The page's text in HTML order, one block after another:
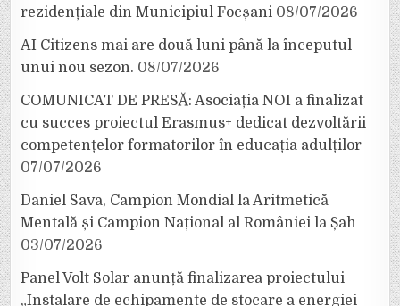
rezidențiale din Municipiul Focșani 08/07/2026
AI Citizens mai are două luni până la începutul
unui nou sezon. 08/07/2026
COMUNICAT DE PRESĂ: Asociația NOI a finalizat
cu succes proiectul Erasmus+ dedicat dezvoltării
competențelor formatorilor în educația adulților
07/07/2026
Daniel Sava, Campion Mondial la Aritmetică
Mentală și Campion Național al României la Șah
03/07/2026
Panel Volt Solar anunță finalizarea proiectului
„Instalare de echipamente de stocare a energiei